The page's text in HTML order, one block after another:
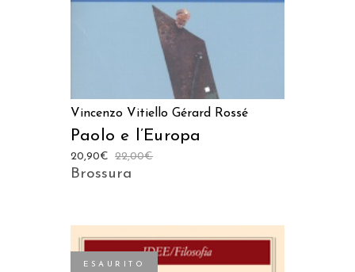
Vincenzo Vitiello Gérard Rossé
Paolo e l’Europa
22,00€
20,90€
Brossura
ESAURITO